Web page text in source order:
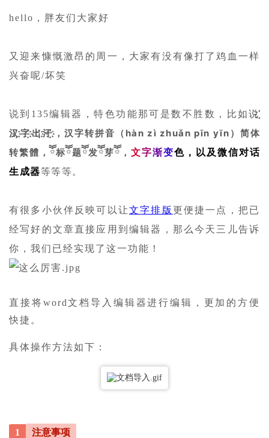
hello，胖友们大家好
又迎来慷慨激昂的周一，大家有没有像打了鸡血一样
兴奋呢/坏笑
说到135编辑器，特色功能那可是数不胜数， 比如说҉҉҈
汉҉҉҈字҉҉҈出҉҉҈汗҉҉҈，汉字转拼音 （hàn zì zhuǎn pīn yīn） 简体
转繁體，ོོ标ོོ题ོོ发ོོ芽ོོ， 文字渐变色，以及微信对话
生成器等等等。
有很多小伙伴反映可以让文字排版 更便捷一点，把已
经写好的文章直接应用到编辑器，那么今天三儿告诉
你，我们已经实现了这一功能！
直接将word文档导入编辑器进行编辑，更加的方便
快捷。
具体操作方法如下：
1 注意事项